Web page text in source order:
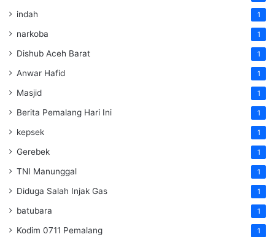
indah 1
narkoba 1
Dishub Aceh Barat 1
Anwar Hafid 1
Masjid 1
Berita Pemalang Hari Ini 1
kepsek 1
Gerebek 1
TNI Manunggal 1
Diduga Salah Injak Gas 1
batubara 1
Kodim 0711 Pemalang 1